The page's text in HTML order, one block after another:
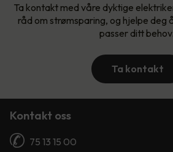
Ta kontakt med våre dyktige
råd om strømsparing, og hjelpe deg
passer ditt behov.
Ta kontakt
Kontakt oss
75 13 15 00